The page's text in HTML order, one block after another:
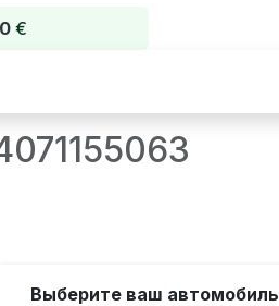
€
Выберите ваш автомобиль